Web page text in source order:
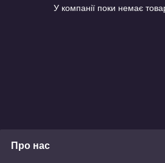
У компанії поки немає
Про нас